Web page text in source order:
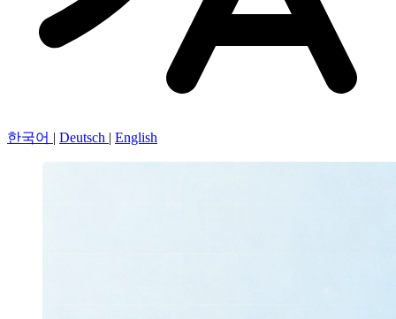
한국어 | Deutsch | English